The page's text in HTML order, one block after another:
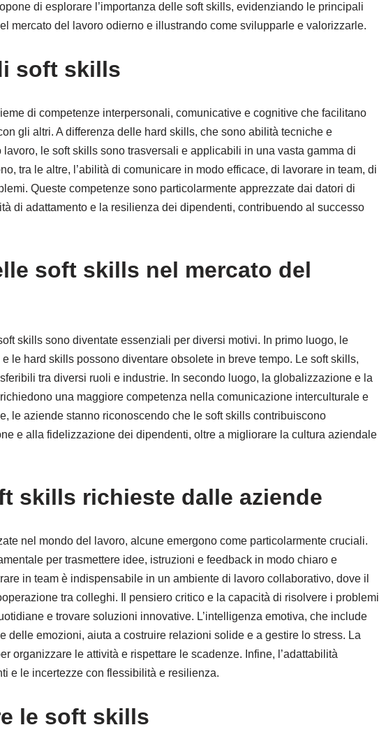
di esplorare l’importanza delle soft skills, evidenziando le principali
mercato del lavoro odierno e illustrando come svilupparle e valorizzarle.
soft skills
di competenze interpersonali, comunicative e cognitive che facilitano
gli altri. A differenza delle hard skills, che sono abilità tecniche e
le soft skills sono trasversali e applicabili in una vasta gamma di
tra le altre, l’abilità di comunicare in modo efficace, di lavorare in team, di
Queste competenze sono particolarmente apprezzate dai datori di
di adattamento e la resilienza dei dipendenti, contribuendo al successo
soft skills nel mercato del
skills sono diventate essenziali per diversi motivi. In primo luogo, le
le hard skills possono diventare obsolete in breve tempo. Le soft skills,
tra diversi ruoli e industrie. In secondo luogo, la globalizzazione e la
una maggiore competenza nella comunicazione interculturale e
le aziende stanno riconoscendo che le soft skills contribuiscono
e alla fidelizzazione dei dipendenti, oltre a migliorare la cultura aziendale
skills richieste dalle aziende
nel mondo del lavoro, alcune emergono come particolarmente cruciali.
per trasmettere idee, istruzioni e feedback in modo chiaro e
in team è indispensabile in un ambiente di lavoro collaborativo, dove il
tra colleghi. Il pensiero critico e la capacità di risolvere i problemi
e trovare soluzioni innovative. L’intelligenza emotiva, che include
delle emozioni, aiuta a costruire relazioni solide e a gestire lo stress. La
organizzare le attività e rispettare le scadenze. Infine, l’adattabilità
e le incertezze con flessibilità e resilienza.
le soft skills